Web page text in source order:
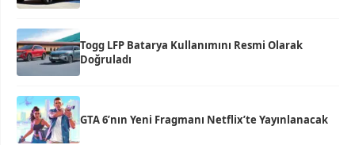
Togg LFP Batarya Kullanımını Resmi Olarak
Doğruladı
GTA 6’nın Yeni Fragmanı Netflix’te Yayınlanacak